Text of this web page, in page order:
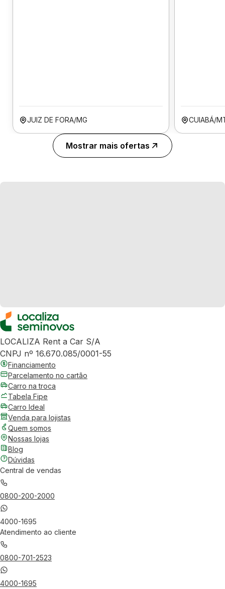
JUIZ DE FORA/MG CUIABÁ/
Mostrar mais ofertas
LOCALIZA Rent a Car S/A
CNPJ nº 16.670.085/0001-55
Financiamento
Parcelamento no cartão
Carro na troca
Tabela Fipe
Carro Ideal
Venda para lojistas
Quem somos
Nossas lojas
Blog
Dúvidas
Central de vendas
0800-200-2000
4000-1695
Atendimento ao cliente
0800-701-2523
4000-1695